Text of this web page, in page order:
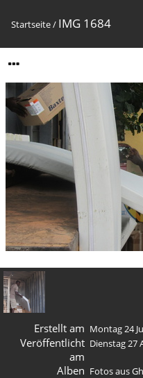
Startseite/ IMG 1684
Erstellt am Montag 24
Veröffentlicht
am
Dienstag 27
Alben Fotos aus